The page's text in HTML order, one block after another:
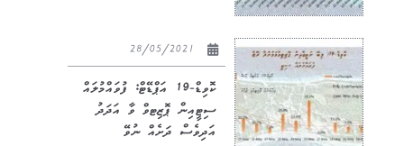
ކޮވިޑް-19 އަޕްޑޭޓް: ފުވައްމުލައް
ސިޓީއިން ޕޮޒިޓވް ވާ އަދަދު
އަދިވެސް ދަށެއް ނުވޭ